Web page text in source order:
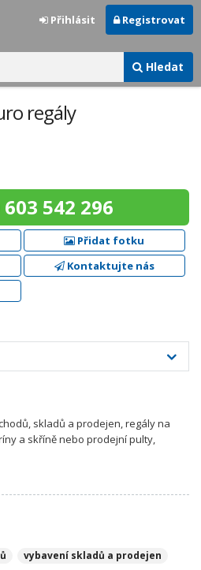
Hledat
Přihlásit Registrovat
regály
542 296
Přidat fotku
Kontaktujte nás
skladů a prodejen, regály na
a skříně nebo prodejní pulty,
vybavení skladů a prodejen